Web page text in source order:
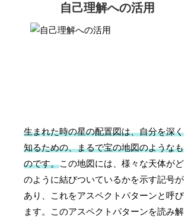
自己理解への活用
生まれた時の星の配置図は、自分を深く
知るための、まるで宝の地図のようなも
のです。この地図には、様々な天体がど
のように結びついているかを示す記号が
あり、これをアスペクトパターンと呼び
ます。このアスペクトパターンを読み解